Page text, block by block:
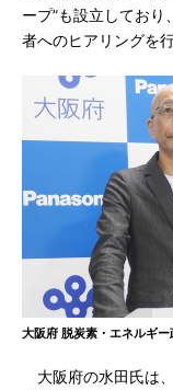
ープ”も設立してお
者へのヒアリングを
大阪府 脱炭素・エネルギ
大阪府の水田氏は